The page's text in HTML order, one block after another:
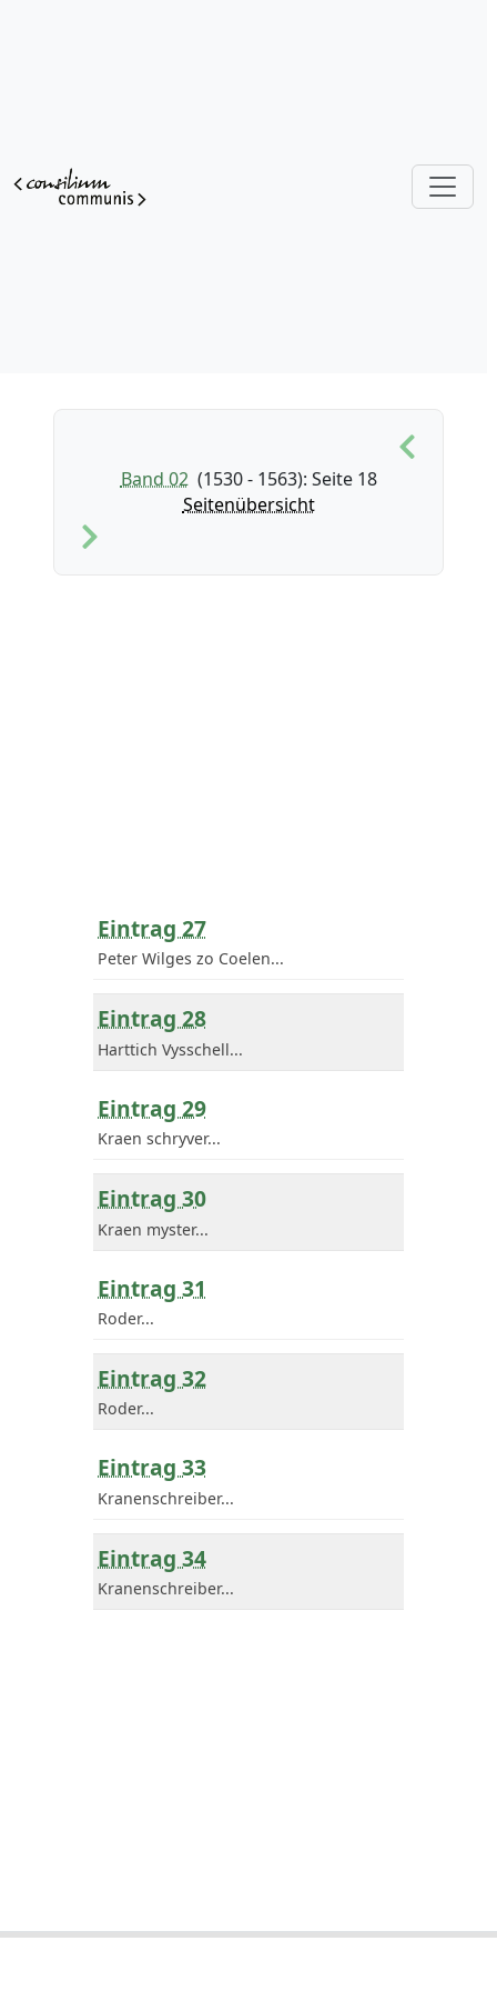
Band 02 (1530 - 1563): Seite 18
Seitenübersicht
Eintrag 27
Peter Wilges zo Coelen...
Eintrag 28
Harttich Vysschell...
Eintrag 29
Kraen schryver...
Eintrag 30
Kraen myster...
Eintrag 31
Roder...
Eintrag 32
Roder...
Eintrag 33
Kranenschreiber...
Eintrag 34
Kranenschreiber...